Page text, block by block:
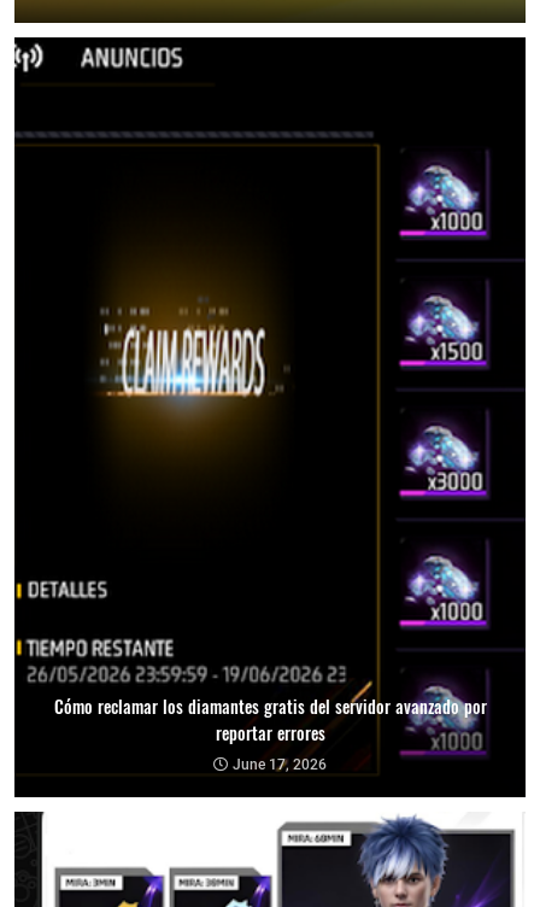
Cómo reclamar los diamantes gratis del servidor avanzado por
reportar errores
June 17, 2026